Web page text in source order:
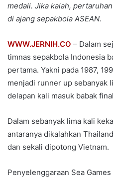
medali. Jika kalah,
di ajang sepakbola ASEAN.
WWW.JERNIH.CO – Dalam
timnas sepakbola Indonesia
pertama. Yakni pada 1987,
menjadi runner up sebanyak
delapan kali masuk babak
Dalam sebanyak lima kali
antaranya dikalahkan
dan sekali dipotong Vietnam.
Penyelenggaraan Sea